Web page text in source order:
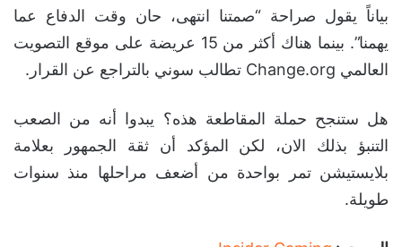
بياناً يقول صراحة “صمتنا انتهى، حان وقت الدفاع عما
يهمنا”. بينما هناك أكثر من 15 عريضة على موقع التصويت
العالمي Change.org تطالب سوني بالتراجع عن القرار.
هل ستنجح حملة المقاطعة هذه؟ يبدوا أنه من الصعب
التنبؤ بذلك الان، لكن المؤكد أن ثقة الجمهور بعلامة
بلايستيشن تمر بواحدة من أضعف مراحلها منذ سنوات
طويلة.